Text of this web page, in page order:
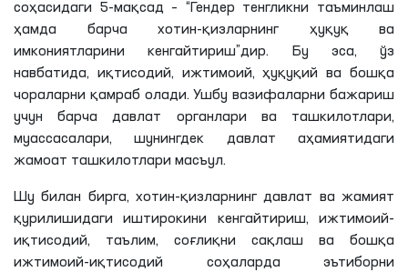
соҳасидаги 5-мақсад – “Гендер тенгликни таъминлаш
ҳамда барча хотин-қизларнинг ҳуқуқ ва
имкониятларини кенгайтириш”дир. Бу эса, ўз
навбатида, иқтисодий, ижтимоий, ҳуқуқий ва бошқа
чораларни қамраб олади. Ушбу вазифаларни бажариш
учун барча давлат органлари ва ташкилотлари,
муассасалари, шунингдек давлат аҳамиятидаги
жамоат ташкилотлари масъул.
Шу билан бирга, хотин-қизларнинг давлат ва жамият
қурилишидаги иштирокини кенгайтириш, ижтимоий-
иқтисодий, таълим, соғлиқни сақлаш ва бошқа
ижтимоий-иқтисодий соҳаларда эътиборни